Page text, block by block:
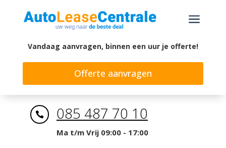
a
Vandaag aanvragen, binnen een uur je offerte!
Offerte aanvragen
 085 487 70 10
Ma t/m Vrij 09:00 - 17:00